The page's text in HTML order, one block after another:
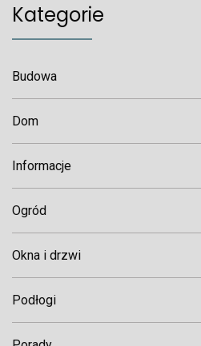
Kategorie
Budowa
Dom
Informacje
Ogród
Okna i drzwi
Podłogi